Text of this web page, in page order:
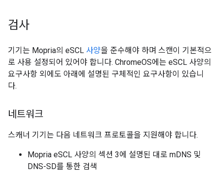
검사
기기는 Mopria의 eSCL 사양을 준수해야 하며 스캔이 기본적으
로 사용 설정되어 있어야 합니다. ChromeOS에는 eSCL 사양의
요구사항 외에도 아래에 설명된 구체적인 요구사항이 있습니
다.
네트워크
스캐너 기기는 다음 네트워크 프로토콜을 지원해야 합니다.
Mopria eSCL 사양의 섹션 3에 설명된 대로 mDNS 및
DNS-SD를 통한 검색